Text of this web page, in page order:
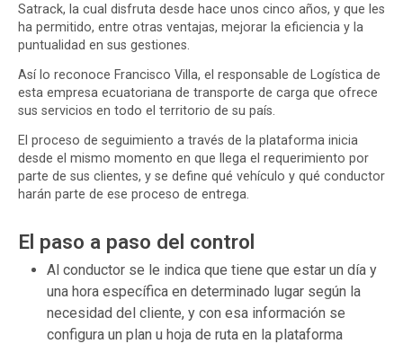
Satrack, la cual disfruta desde hace unos cinco años, y que les
ha permitido, entre otras ventajas, mejorar la eficiencia y la
puntualidad en sus gestiones.
Así lo reconoce Francisco Villa, el responsable de Logística de
esta empresa ecuatoriana de transporte de carga que ofrece
sus servicios en todo el territorio de su país.
El proceso de seguimiento a través de la plataforma inicia
desde el mismo momento en que llega el requerimiento por
parte de sus clientes, y se define qué vehículo y qué conductor
harán parte de ese proceso de entrega.
El paso a paso del control
Al conductor se le indica que tiene que estar un día y
una hora específica en determinado lugar según la
necesidad del cliente, y con esa información se
configura un plan u hoja de ruta en la plataforma